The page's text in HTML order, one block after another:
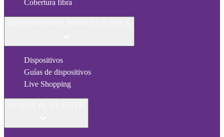
Cobertura fibra
Dispositivos
Guías de dispositivos
Live Shopping